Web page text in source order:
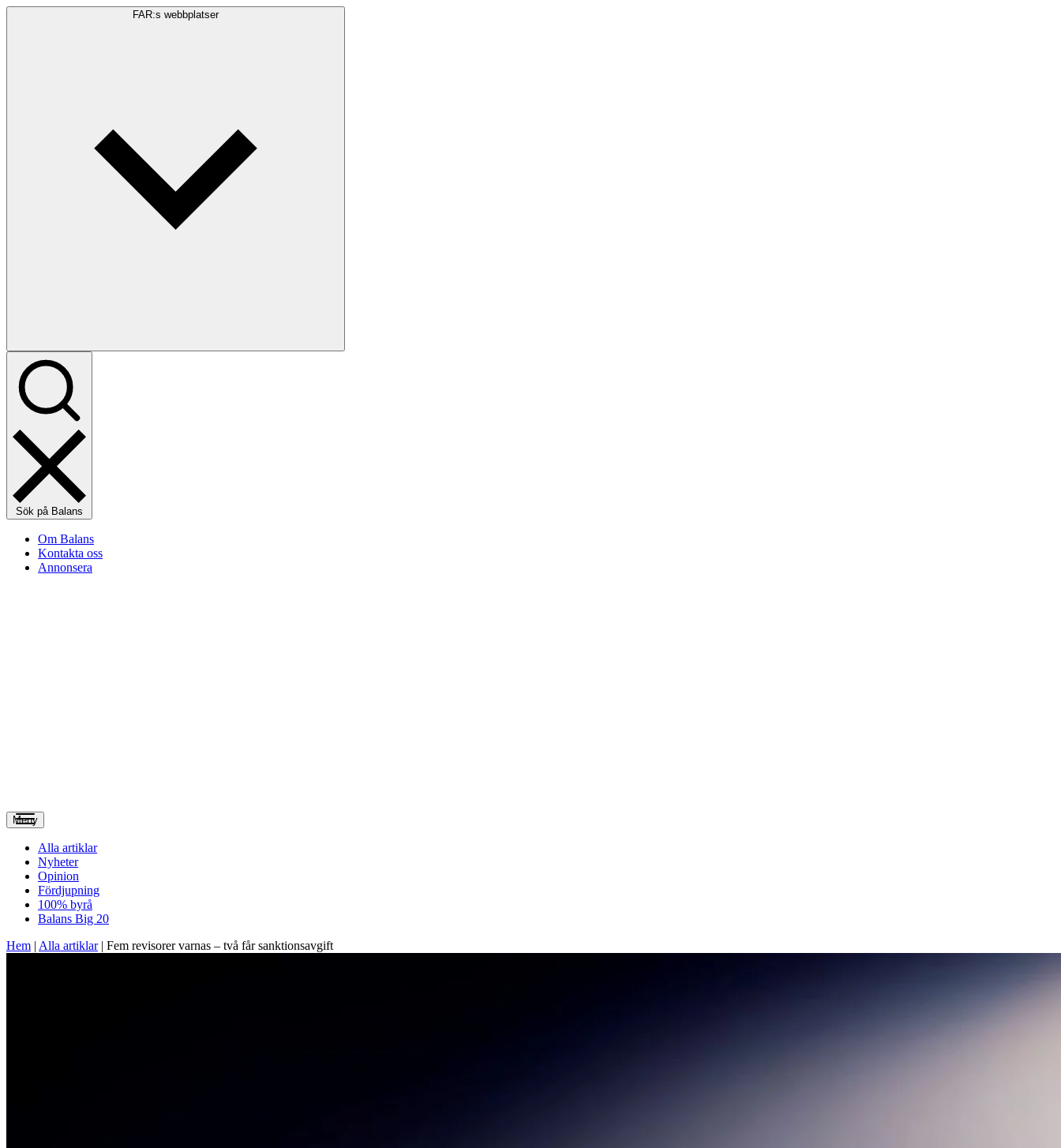
FAR:s webbplatser
Sök på Balans
Om Balans
Kontakta oss
Annonsera
Meny
Alla artiklar
Nyheter
Opinion
Fördjupning
100% byrå
Balans Big 20
Hem | Alla artiklar| Fem revisorer varnas – två får sanktionsavgift